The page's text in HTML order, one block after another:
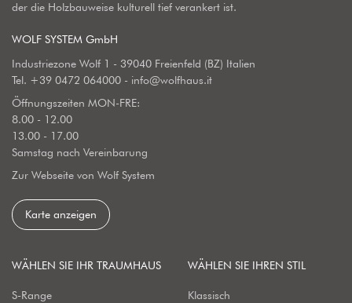
der die Holzbauweise kulturell tief verankert ist.
WOLF SYSTEM GmbH
Industriezone Wolf 1 - 39040 Freienfeld (BZ) Italien
Tel. +39 0472 064000 - info@wolfhaus.it
Öffnungszeiten MON-FRE:
8.00 - 12.00
13.00 - 17.00
Samstag nach Vereinbarung
Zur Webseite von Wolf System
Karte anzeigen
WÄHLEN SIE IHR TRAUMHAUS
S-Range
WÄHLEN SIE IHREN STIL
Klassisch